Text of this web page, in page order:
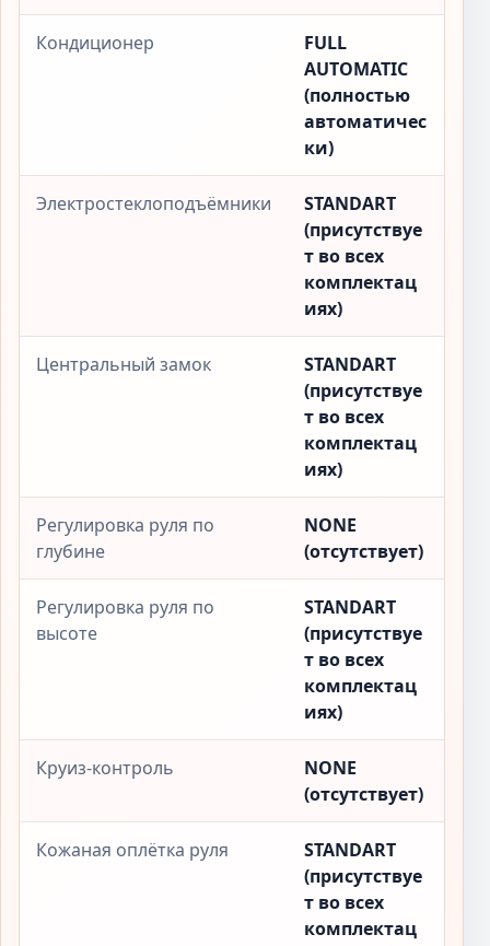
Кондиционер
FULL
AUTOMATIC
(полностью
автоматичес
ки)
Электростеклоподъёмники
STANDART
(присутствуе
т во всех
комплектац
иях)
Центральный замок
STANDART
(присутствуе
т во всех
комплектац
иях)
Регулировка руля по
глубине
NONE
(отсутствует)
Регулировка руля по
высоте
STANDART
(присутствуе
т во всех
комплектац
иях)
Круиз-контроль
NONE
(отсутствует)
Кожаная оплётка руля
STANDART
(присутствуе
т во всех
комплектац